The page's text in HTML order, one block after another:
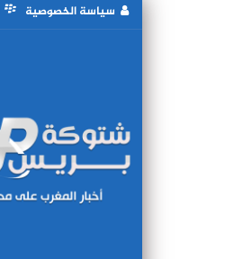
سياسة الخصوصية